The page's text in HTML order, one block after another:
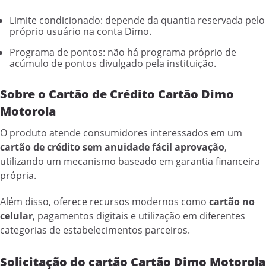
Limite condicionado: depende da quantia reservada pelo
próprio usuário na conta Dimo.
Programa de pontos: não há programa próprio de
acúmulo de pontos divulgado pela instituição.
Sobre o Cartão de Crédito Cartão Dimo
Motorola
O produto atende consumidores interessados em um
cartão de crédito sem anuidade fácil aprovação,
utilizando um mecanismo baseado em garantia financeira
própria.
Além disso, oferece recursos modernos como cartão no
celular, pagamentos digitais e utilização em diferentes
categorias de estabelecimentos parceiros.
Solicitação do cartão Cartão Dimo Motorola